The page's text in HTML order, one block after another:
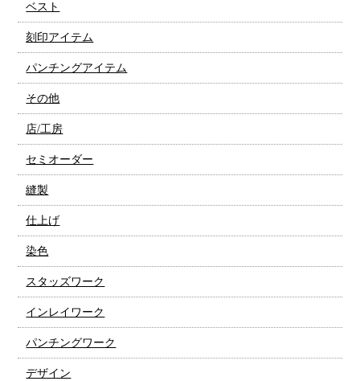
ベスト
刻印アイテム
パンチングアイテム
その他
店/工房
セミオーダー
縫製
仕上げ
染色
スタッズワーク
インレイワーク
パンチングワーク
デザイン